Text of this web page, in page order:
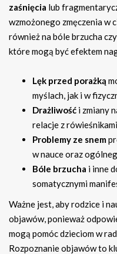
zaśnięcia lub
wzmożonego zmęczenia w
również na bóle brzucha
które mogą być efektem
Lęk przed porażką
myślach, jak i w
Drażliwość i zmiany
relacje z
Problemy ze snem
w nauce oraz
Bóle brzucha i inne
somatycznymi
Ważne jest, aby rodzice i
objawów, ponieważ
mogą pomóc dzieciom w
Rozpoznanie objawów to